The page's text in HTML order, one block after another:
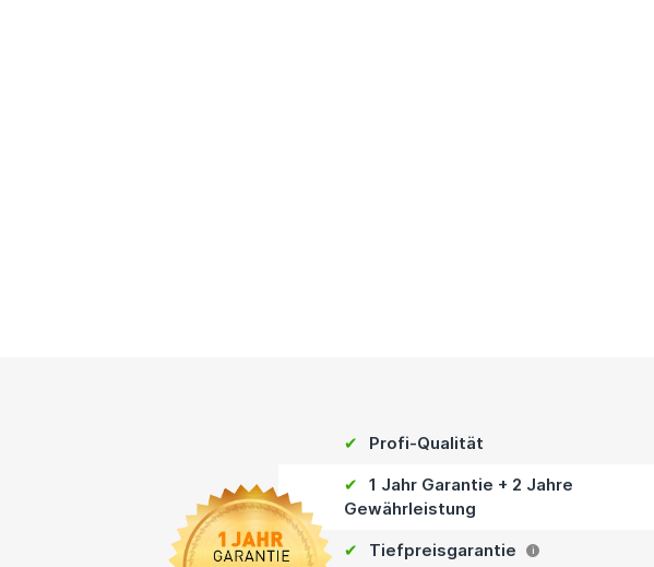
✔ Profi-Qualität
✔
1 Jahr Garantie + 2 Jahre
Gewährleistung
✔ Tiefpreisgarantie i